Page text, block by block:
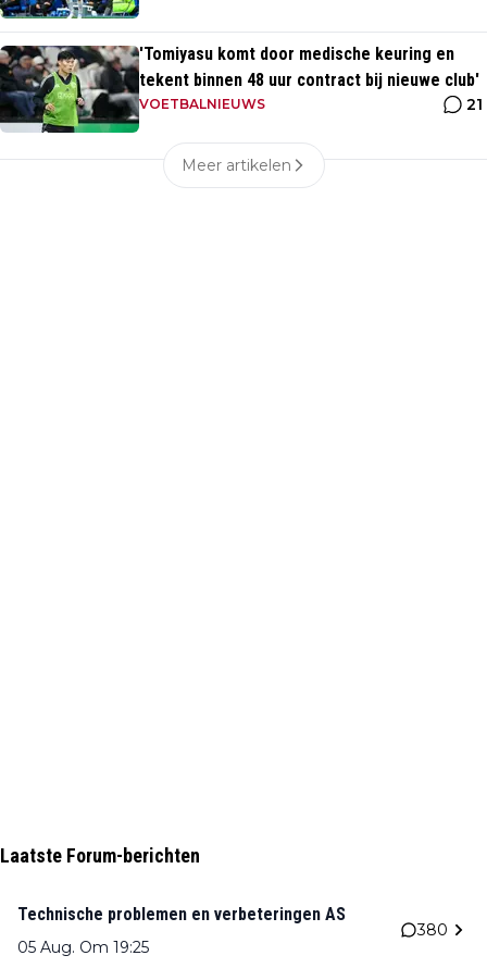
'Tomiyasu komt door medische keuring en
tekent binnen 48 uur contract bij nieuwe club'
VOETBALNIEUWS 21
Meer artikelen
Laatste Forum-berichten
Technische problemen en verbeteringen AS
05 Aug. Om 19:25
380